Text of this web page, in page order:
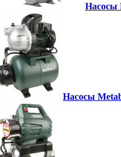
Насосы
Насосы